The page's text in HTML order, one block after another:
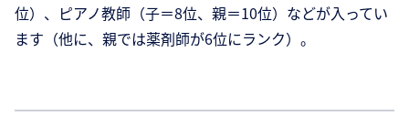
位）、ピアノ教師（子＝8位、親＝10位）などが入ってい
ます（他に、親では薬剤師が6位にランク）。